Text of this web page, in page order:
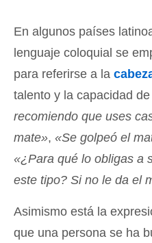
En algunos países
lenguaje coloquial se
para referirse a la
talento y la capacidad
recomiendo que uses
mate», «Se golpeó el
«¿Para qué lo obligas a
este tipo? Si no le da el
Asimismo está la
que una persona se ha